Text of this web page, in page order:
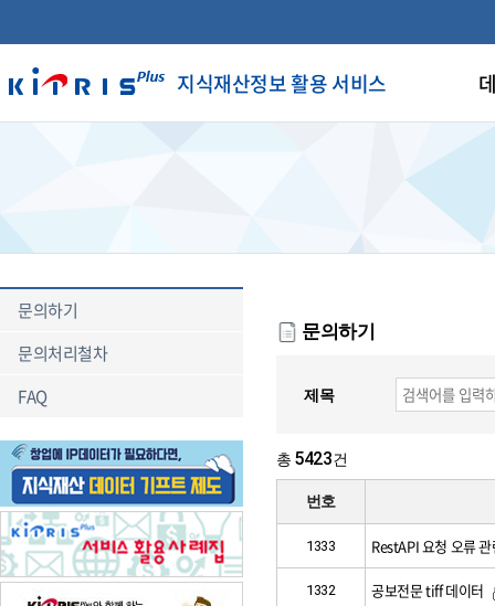
지식재산정보 활용 서비스
문의하기
문의처리철차
FAQ
문의하기
제목
총 5423건
번호
1333 RestAPI 요청 오류
1332 공보전문 tiff 데이터